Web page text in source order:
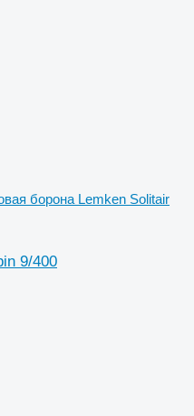
борона Lemken Solitair
9/400